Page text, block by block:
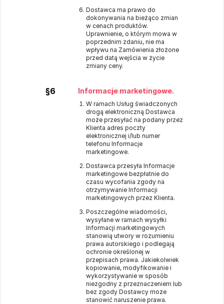
Dostawca ma prawo do
dokonywania na bieżąco zmian
w cenach produktów.
Uprawnienie, o którym mowa w
poprzednim zdaniu, nie ma
wpływu na Zamówienia złożone
przed datą wejścia w życie
zmiany ceny.
§6 Informacje marketingowe.
W ramach Usług świadczonych
drogą elektroniczną Dostawca
może przesyłać na podany przez
Klienta adres poczty
elektronicznej i/lub numer
telefonu Informacje
marketingowe.
Dostawca przesyła Informacje
marketingowe bezpłatnie do
czasu wycofania zgody na
otrzymywanie Informacji
marketingowych przez Klienta.
Poszczególne wiadomości,
wysyłane w ramach wysyłki
Informacji marketingowych
stanowią utwory w rozumieniu
prawa autorskiego i podlegają
ochronie określonej w
przepisach prawa. Jakiekolwiek
kopiowanie, modyfikowanie i
wykorzystywanie w sposób
niezgodny z przeznaczeniem lub
bez zgody Dostawcy może
stanowić naruszenie prawa.